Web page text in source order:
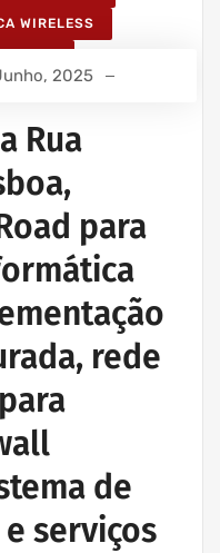
WIRELESS
2025
Rua
para
rede
de
serviços